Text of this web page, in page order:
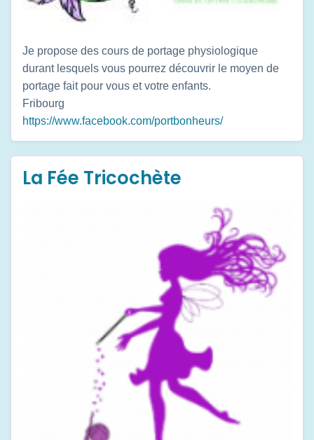
Je propose des cours de portage physiologique
durant lesquels vous pourrez découvrir le moyen de
portage fait pour vous et votre enfants.
Fribourg
https://www.facebook.com/portbonheurs/
La Fée Tricochète